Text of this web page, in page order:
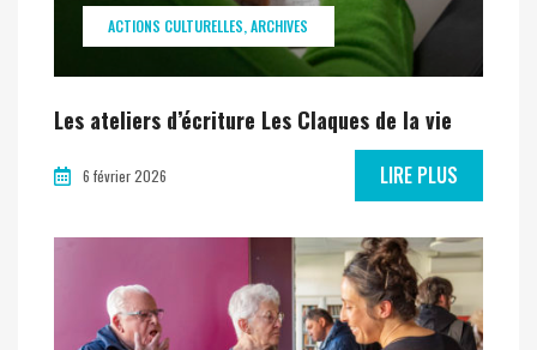
ACTIONS CULTURELLES ARCHIVES
Les ateliers d’écriture Les Claques de la vie
6 février 2026 LIRE PLUS